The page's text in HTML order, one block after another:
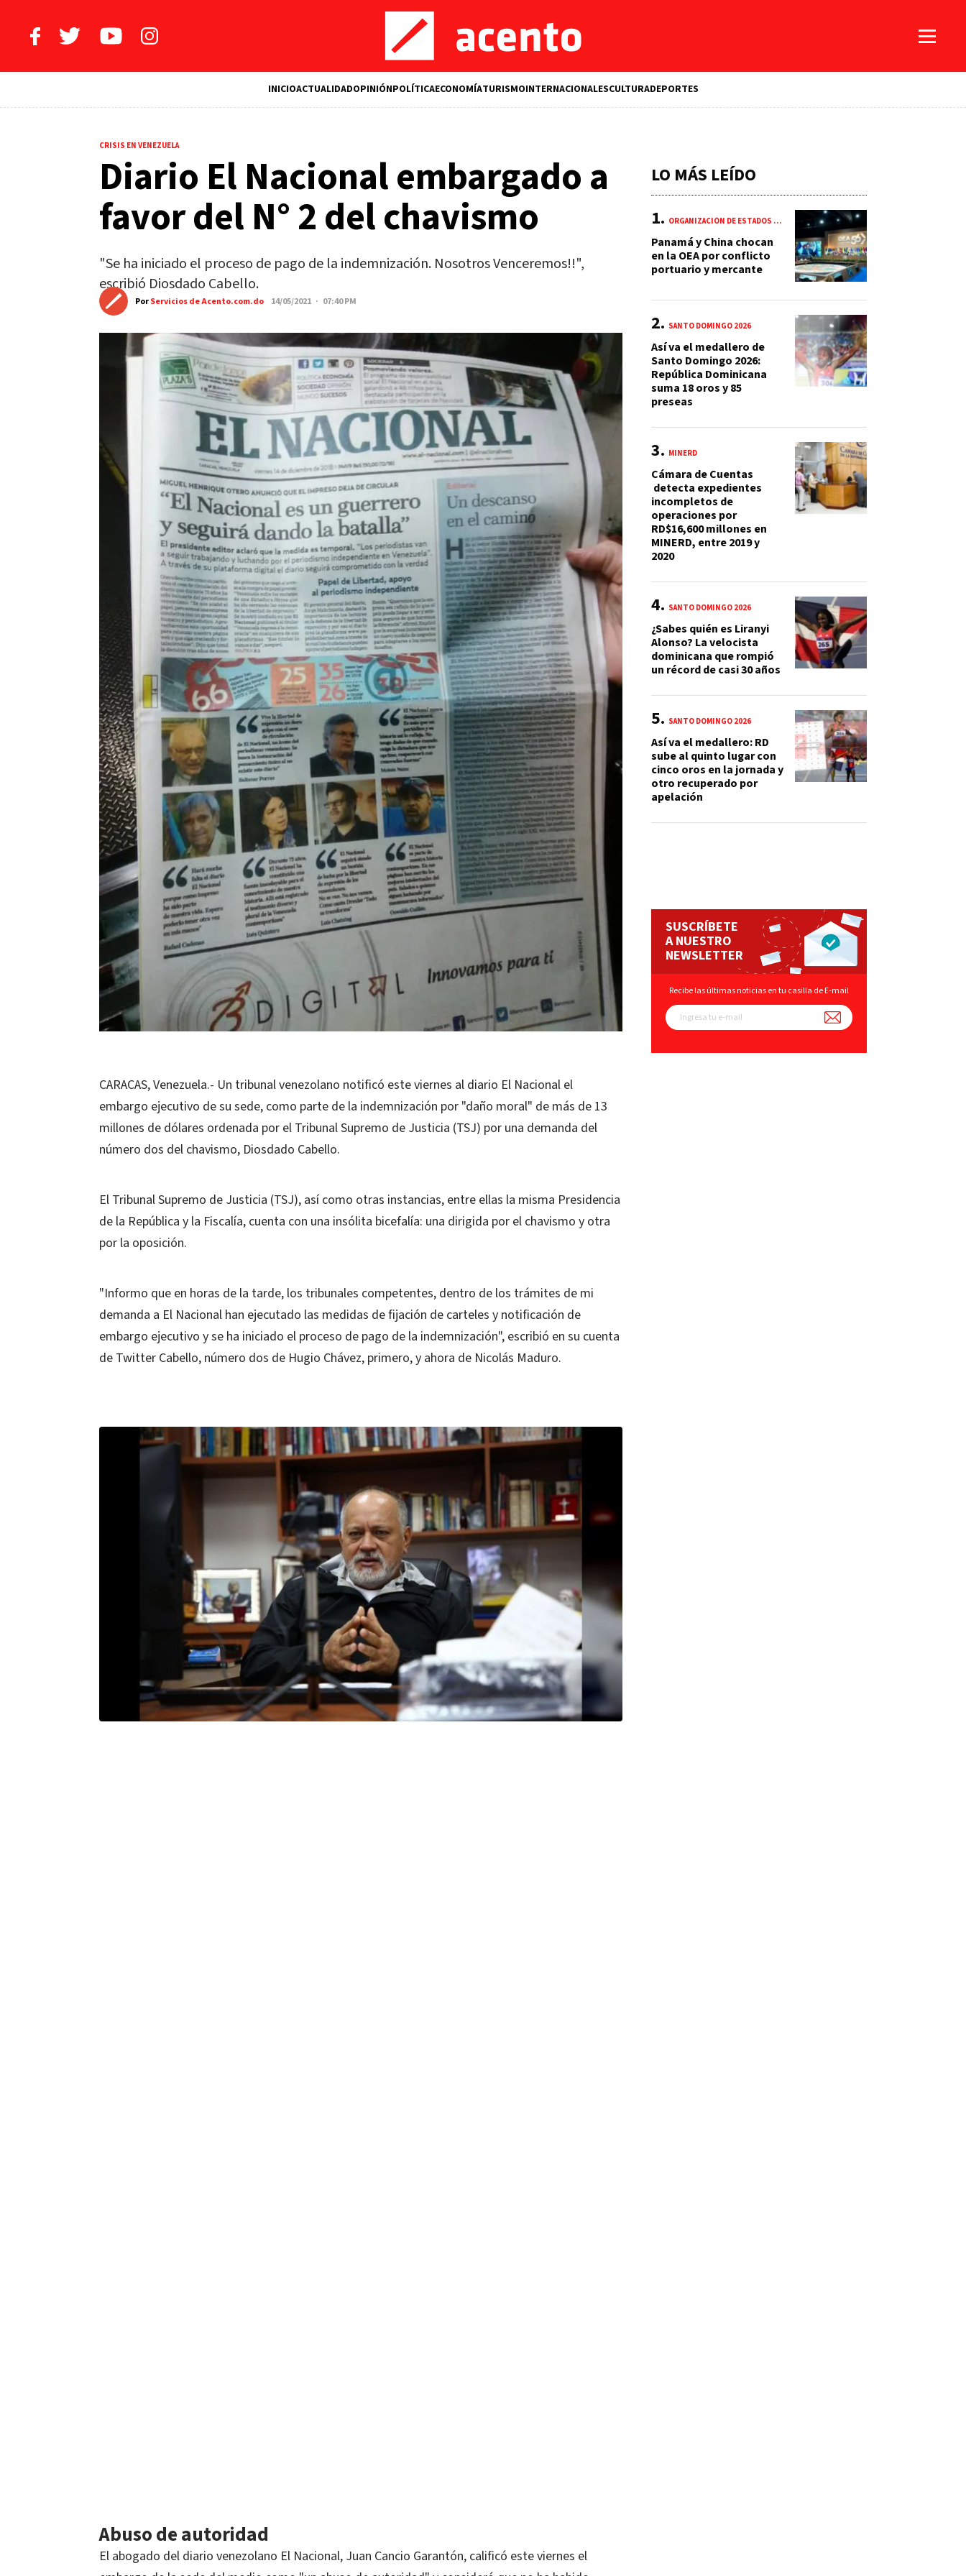
INICIOACTUALIDADOPINIÓNPOLÍTICAECONOMÍATURISMOINTERNACIONALESCULTURADEPORTES
CRISIS EN VENEZUELA
Diario El Nacional embargado a
favor del N° 2 del chavismo
"Se ha iniciado el proceso de pago de la indemnización. Nosotros Venceremos!!",
escribió Diosdado Cabello.
PorServicios de Acento.com.do 14/05/2021 · 07:40 PM
CARACAS, Venezuela.- Un tribunal venezolano notificó este viernes al diario El Nacional el
embargo ejecutivo de su sede, como parte de la indemnización por "daño moral" de más de 13
millones de dólares ordenada por el Tribunal Supremo de Justicia (TSJ) por una demanda del
número dos del chavismo, Diosdado Cabello.
El Tribunal Supremo de Justicia (TSJ), así como otras instancias, entre ellas la misma Presidencia
de la República y la Fiscalía, cuenta con una insólita bicefalía: una dirigida por el chavismo y otra
por la oposición.
"Informo que en horas de la tarde, los tribunales competentes, dentro de los trámites de mi
demanda a El Nacional han ejecutado las medidas de fijación de carteles y notificación de
embargo ejecutivo y se ha iniciado el proceso de pago de la indemnización", escribió en su cuenta
de Twitter Cabello, número dos de Hugio Chávez, primero, y ahora de Nicolás Maduro.
Abuso de autoridad
El abogado del diario venezolano El Nacional, Juan Cancio Garantón, calificó este viernes el
LO MÁS LEÍDO
ORGANIZACIÓN DE ESTADOS AMERICANOS (OEA)
Panamá y China chocan
en la OEA por conflicto
portuario y mercante
SANTO DOMINGO 2026
Así va el medallero de
Santo Domingo 2026:
República Dominicana
suma 18 oros y 85
preseas
MINERD
Cámara de Cuentas
detecta expedientes
incompletos de
operaciones por
RD$16,600 millones en
MINERD, entre 2019 y
2020
SANTO DOMINGO 2026
¿Sabes quién es Liranyi
Alonso? La velocista
dominicana que rompió
un récord de casi 30 años
SANTO DOMINGO 2026
Así va el medallero: RD
sube al quinto lugar con
cinco oros en la jornada y
otro recuperado por
apelación
SUSCRÍBETE
A NUESTRO
NEWSLETTER
Recibe las últimas noticias en tu casilla de E-mail